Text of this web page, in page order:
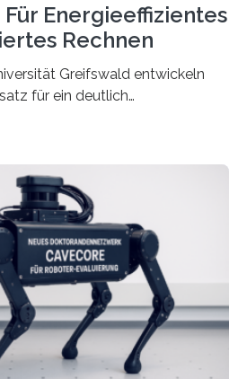
Energieeffizientes
Rechnen
Greifswald entwickeln
für ein deutlich
vom menschlichen Gehirn. Die
vor
Silizium-
ihre Grenzen: Sie verbrauchen
und Verarbeitungseinheiten
und die Datenübertragung
aus. Da KI-Modelle
und riesige Datenmengen
der Bedarf an neuen
Neben Quantencomputern